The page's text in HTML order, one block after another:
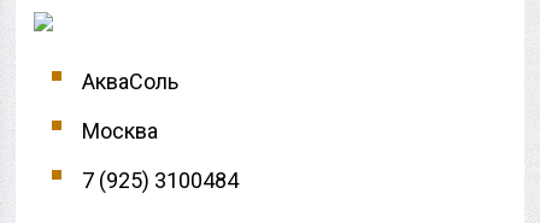
АкваСоль
Москва
7 (925) 3100484